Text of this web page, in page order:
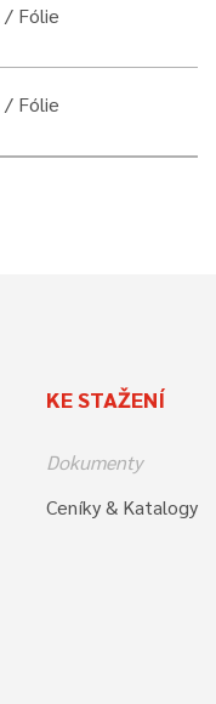
Fólie
Fólie
KE STAŽENÍ
Dokumenty
Ceníky & Katalogy